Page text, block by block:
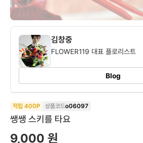
김창중
FLOWER119 대표 플로리스트
Blog
적립 400P 상품코드o06097
쌩쌩 스키를 타요
9,000 원